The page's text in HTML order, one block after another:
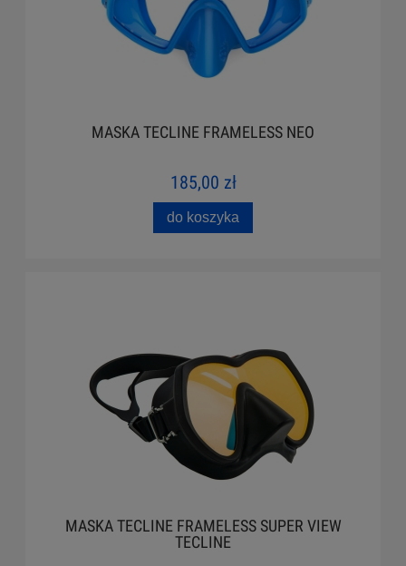
MASKA TECLINE FRAMELESS NEO
185,00 zł
do koszyka
MASKA TECLINE FRAMELESS SUPER VIEW
TECLINE